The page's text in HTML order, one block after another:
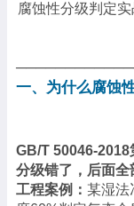
腐蚀性分级判定
一、为什么腐蚀
GB/T 50046-2018
分级错了，后面全
工程案例： 某湿法